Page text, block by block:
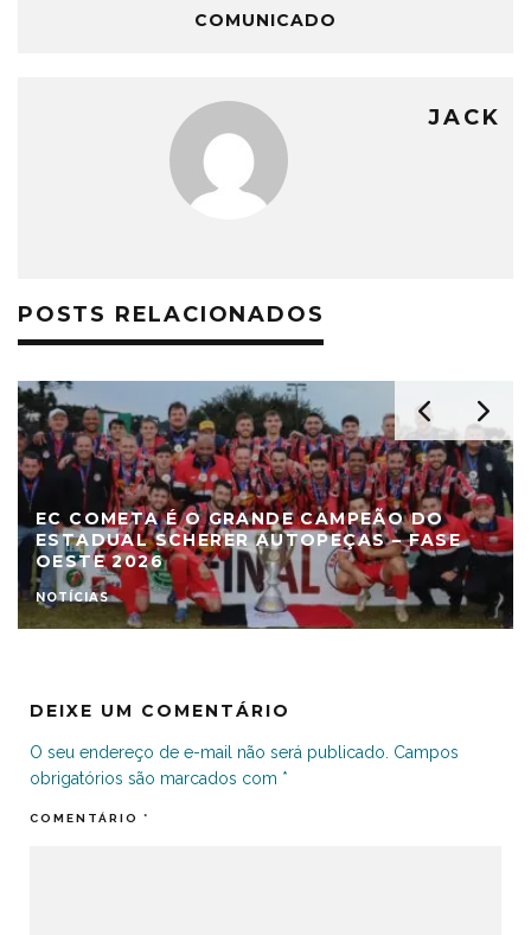
COMUNICADO
JACK
POSTS RELACIONADOS
EC COMETA É O GRANDE CAMPEÃO DO
ESTADUAL SCHERER AUTOPEÇAS – FASE
OESTE 2026
NOTÍCIAS
DEIXE UM COMENTÁRIO
O seu endereço de e-mail não será publicado. Campos
obrigatórios são marcados com *
COMENTÁRIO *